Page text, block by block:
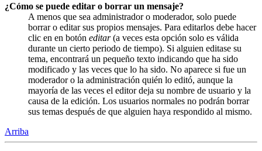
¿Cómo se puede editar o borrar un mensaje?
A menos que sea administrador o moderador, solo puede
borrar o editar sus propios mensajes. Para editarlos debe hacer
clic en en botón editar(a veces esta opción solo es válida
durante un cierto periodo de tiempo). Si alguien editase su
tema, encontrará un pequeño texto indicando que ha sido
modificado y las veces que lo ha sido. No aparece si fue un
moderador o la administración quién lo editó, aunque la
mayoría de las veces el editor deja su nombre de usuario y la
causa de la edición. Los usuarios normales no podrán borrar
sus temas después de que alguien haya respondido al mismo.
Arriba